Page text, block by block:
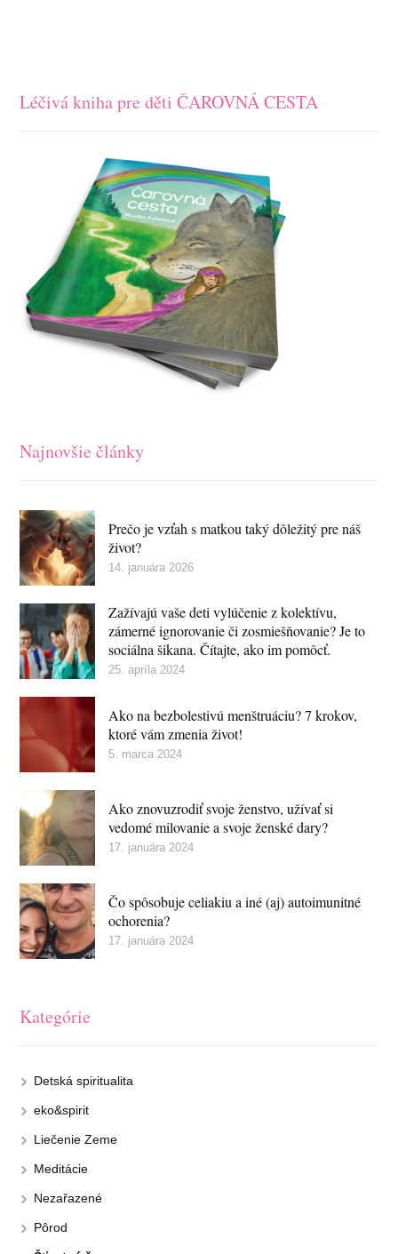
Léčivá kniha pre děti ČAROVNÁ CESTA
Najnovšie články
Prečo je vzťah s matkou taký dôležitý pre náš
život?
14. januára 2026
Zažívajú vaše deti vylúčenie z kolektívu,
zámerné ignorovanie či zosmiešňovanie? Je to
sociálna šikana. Čítajte, ako im pomôcť.
25. apríla 2024
Ako na bezbolestivú menštruáciu? 7 krokov,
ktoré vám zmenia život!
5. marca 2024
Ako znovuzrodiť svoje ženstvo, užívať si
vedomé milovanie a svoje ženské dary?
17. januára 2024
Čo spôsobuje celiakiu a iné (aj) autoimunitné
ochorenia?
17. januára 2024
Kategórie
Detská spiritualita
eko&spirit
Liečenie Zeme
Meditácie
Nezařazené
Pôrod